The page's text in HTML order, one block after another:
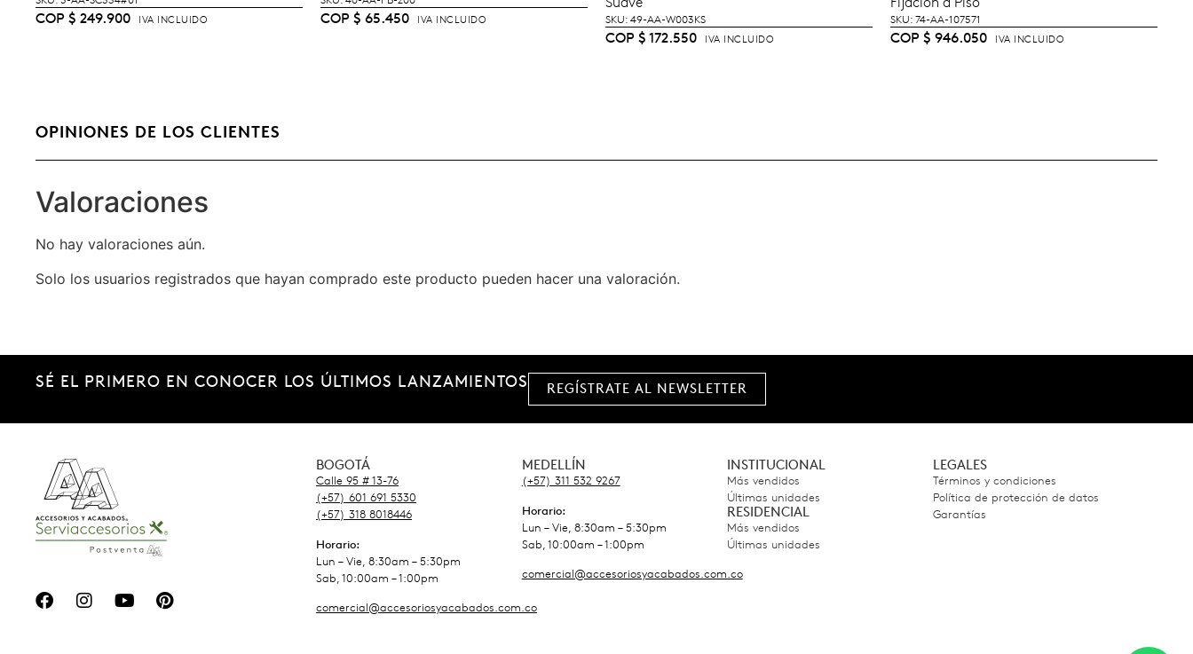
COP $ 249.900 IVA INCLUIDO COP $ 65.450 IVA INCLUIDO SKU: 49-AA-W003KS
COP $ 172.550 IVA INCLUIDO
SKU: 74-AA-107571
COP $ 946.050 IVA INCLUIDO
OPINIONES DE LOS CLIENTES
Valoraciones
No hay valoraciones aún.
Solo los usuarios registrados que hayan comprado este producto pueden hacer una valoración.
SÉ EL PRIMERO EN CONOCER LOS ÚLTIMOS LANZAMIENTOS REGÍSTRATE AL NEWSLETTER
BOGOTÁ
Calle 95 # 13-76
(+57) 601 691 5330
(+57) 318 8018446
Horario:
Lun – Vie, 8:30am – 5:30pm
Sab, 10:00am – 1:00pm
comercial@accesoriosyacabados.com.co
MEDELLÍN
(+57) 311 532 9267
Horario:
Lun – Vie, 8:30am – 5:30pm
Sab, 10:00am – 1:00pm
comercial@accesoriosyacabados.com.co
INSTITUCIONAL
Más vendidos
Últimas unidades
RESIDENCIAL
Más vendidos
Últimas unidades
LEGALES
Términos y condiciones
Política de protección de datos
Garantías